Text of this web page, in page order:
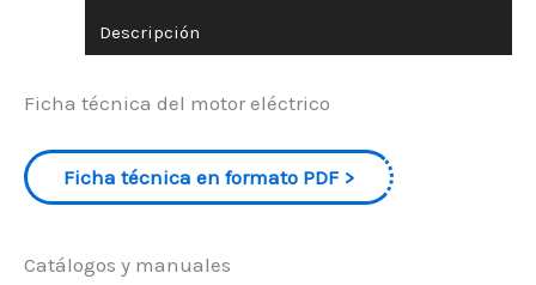
Descripción
Ficha técnica del motor eléctrico
Ficha técnica en formato PDF
Catálogos y manuales